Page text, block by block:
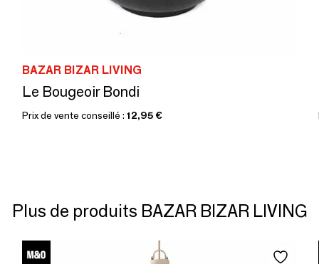
BAZAR BIZAR LIVING
Le Bougeoir Bondi
Prix de vente conseillé : 12,95 €
Plus de produits BAZAR BIZAR LIVING